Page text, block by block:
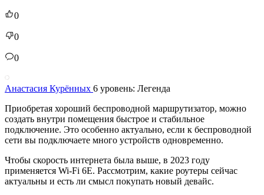
0
0
0
Анастасия Курённых 6 уровень: Легенда
Приобретая хороший беспроводной маршрутизатор, можно
создать внутри помещения быстрое и стабильное
подключение. Это особенно актуально, если к беспроводной
сети вы подключаете много устройств одновременно.
Чтобы скорость интернета была выше, в 2023 году
применяется Wi-Fi 6E. Рассмотрим, какие роутеры сейчас
актуальны и есть ли смысл покупать новый девайс.